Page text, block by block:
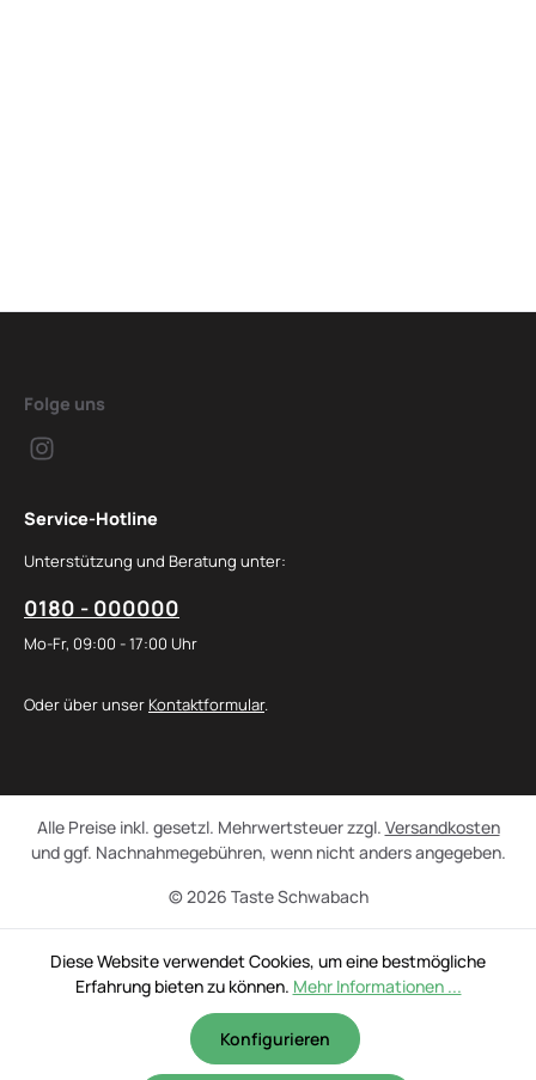
Folge uns
Service-Hotline
Unterstützung und Beratung unter:
0180 - 000000
Mo-Fr, 09:00 - 17:00 Uhr
Oder über unser Kontaktformular.
© 2026 Taste Schwabach
Alle Preise inkl. gesetzl. Mehrwertsteuer zzgl. Versandkosten
und ggf. Nachnahmegebühren, wenn nicht anders angegeben.
Diese Website verwendet Cookies, um eine bestmögliche
Erfahrung bieten zu können. Mehr Informationen ...
Konfigurieren